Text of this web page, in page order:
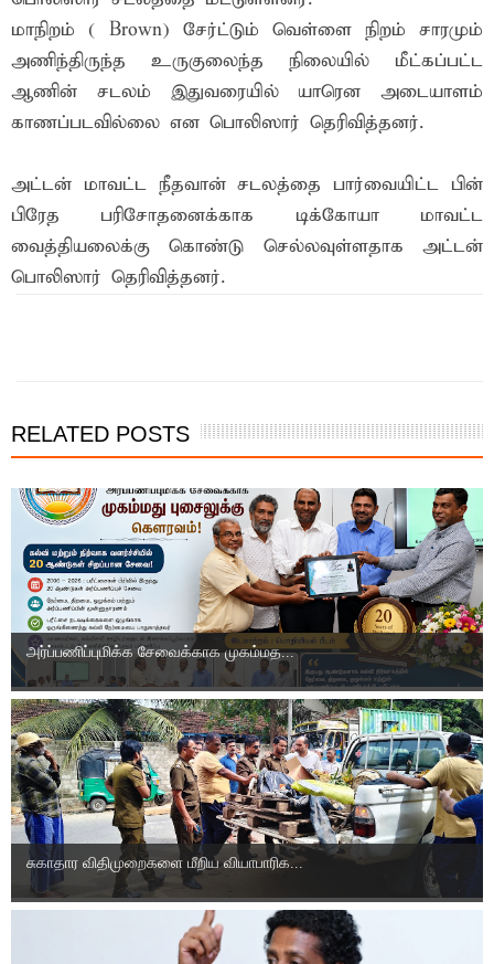
மாநிறம் ( Brown) சேர்ட்டும் வெள்ளை நிறம் சாரமும்
அணிந்திருந்த உருகுலைந்த நிலையில் மீட்கப்பட்ட
ஆணின் சடலம் இதுவரையில் யாரென அடையாளம்
காணப்படவில்லை என பொலிஸார் தெரிவித்தனர்.
அட்டன் மாவட்ட நீதவான் சடலத்தை பார்வையிட்ட பின்
பிரேத பரிசோதனைக்காக டிக்கோயா மாவட்ட
வைத்தியலைக்கு கொண்டு செல்லவுள்ளதாக அட்டன்
பொலிஸார் தெரிவித்தனர்.
RELATED POSTS
அர்ப்பணிப்புமிக்க சேவைக்காக முகம்மத...
சுகாதார விதிமுறைகளை மீறிய வியாபாரிக...